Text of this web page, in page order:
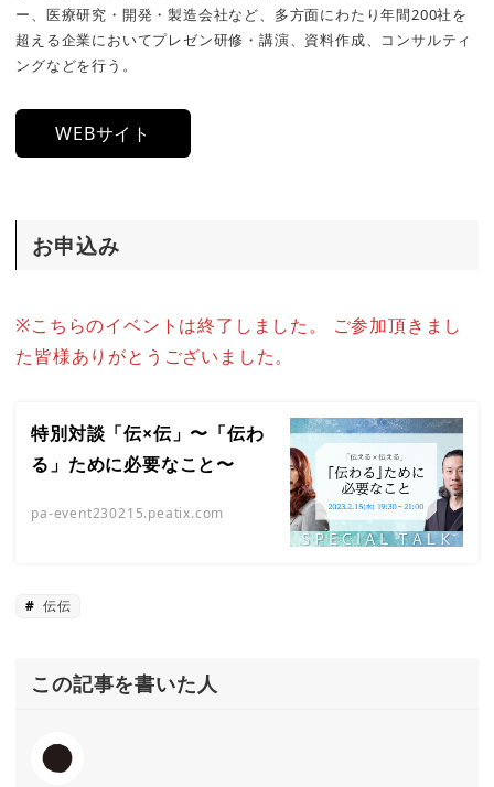
ー、医療研究・開発・製造会社など、多方面にわたり年間200社を
超える企業においてプレゼン研修・講演、資料作成、コンサルティ
ングなどを行う。
WEBサイト
お申込み
※こちらのイベントは終了しました。 ご参加頂きまし
た皆様ありがとうございました。
特別対談「伝×伝」〜「伝わ
る」ために必要なこと〜
pa-event230215.peatix.com
伝伝
この記事を書いた人